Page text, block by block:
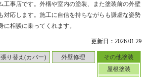
更新日：2026.01.29
り替え(カバー) 外壁修理
その他塗装
屋根塗装
工事店です。外構や室内の塗装、また塗装前の外壁
対応します。施工に自信を持ちながらも謙虚な姿勢
に相談に乗ってくれます。